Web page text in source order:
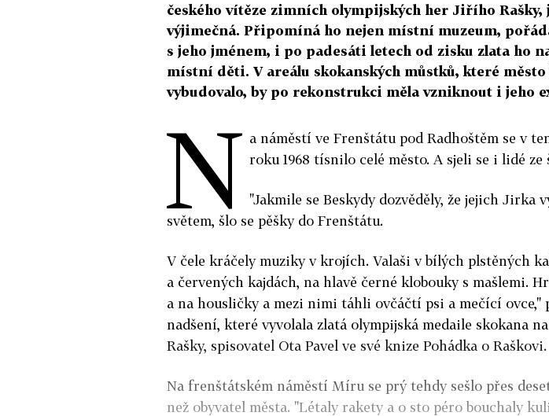
českého vítěze zimních olympijských her Jiřího Rašky,
výjimečná. Připomíná ho nejen místní muzeum,
s jeho jménem, i po padesáti letech od zisku zlata ho
místní děti. V areálu skokanských můstků, které
vybudovalo, by po rekonstrukci měla vzniknout i jeho
N a náměstí ve Frenštátu pod Radhoštěm se v
roku 1968 tísnilo celé město. A sjeli se i lidé
"Jakmile se Beskydy dozvěděly, že jejich Jirka
světem, šlo se pěšky do Frenštátu.
V čele kráčely muziky v krojích. Valaši v bílých plstěných
a červených kajdách, na hlavě černé klobouky s mašlemi.
a na housličky a mezi nimi táhli ovčáčtí psi a mečící ovce,"
nadšení, které vyvolala zlatá olympijská medaile skokana
Rašky, spisovatel Ota Pavel ve své knize Pohádka o Raškovi.
Na frenštátském náměstí Míru se prý tehdy sešlo přes
než obyvatel města. "Létaly rakety a o sto péro bouchaly